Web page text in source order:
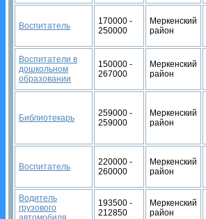
Воспитатель
170000 -
250000
Меркенский
район
Воспитатели в
дошкольном
образовании
150000 -
267000
Меркенский
район
Библиотекарь
259000 -
259000
Меркенский
район
Воспитатель
220000 -
260000
Меркенский
район
Водитель
грузового
193500 -
212850
Меркенский
район